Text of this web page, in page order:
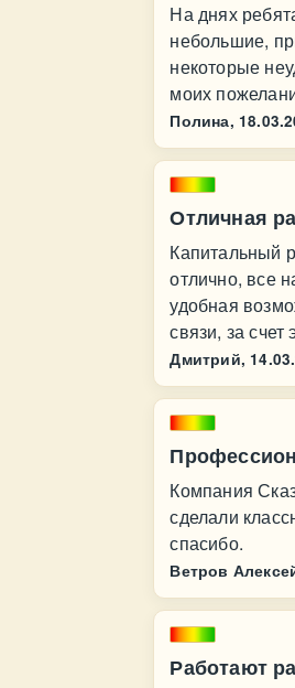
На днях
небольшие,
некоторые
моих
Полина,
Отличная
Капитальный
отлично, все
удобная
связи, за
Дмитрий,
Компания
сделали
спасибо.
Ветров
Работают